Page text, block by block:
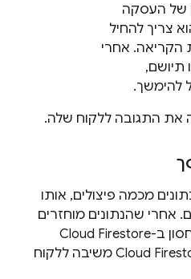
של העסקה
צריך להחיל
הקריאה. אחרי
תיושם,
להימשך.
את התגובה ללקוח שלה.
מכמה פיצולים, אותו
אחרי שהנתונים מוחזרים
ב-Cloud Firestore
Cloud משיבה ללקוח